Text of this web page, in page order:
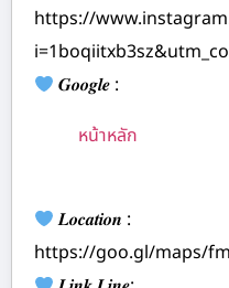
https://
𝑮𝒐𝒐𝒈𝒍𝒆 :
หน้าหลัก
𝑳𝒐𝒄𝒂𝒕𝒊𝒐𝒏 :
https://goo.gl/maps/